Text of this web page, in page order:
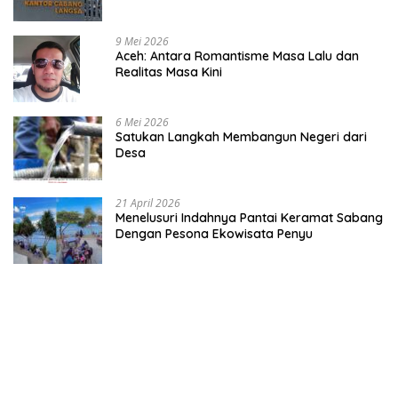
9 Mei 2026
Aceh: Antara Romantisme Masa Lalu dan
Realitas Masa Kini
6 Mei 2026
Satukan Langkah Membangun Negeri dari
Desa
21 April 2026
Menelusuri Indahnya Pantai Keramat Sabang
Dengan Pesona Ekowisata Penyu